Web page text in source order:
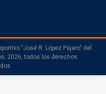
"José R. López Pájaro" del
2026, todos los derechos